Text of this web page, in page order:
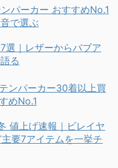
パーカー おすすめNo.1
で選ぶ
選｜レザーからバブア
る
ンパーカー30着以上買
めNo.1
値上げ速報｜ビレイヤ
要7アイテムを一挙チ